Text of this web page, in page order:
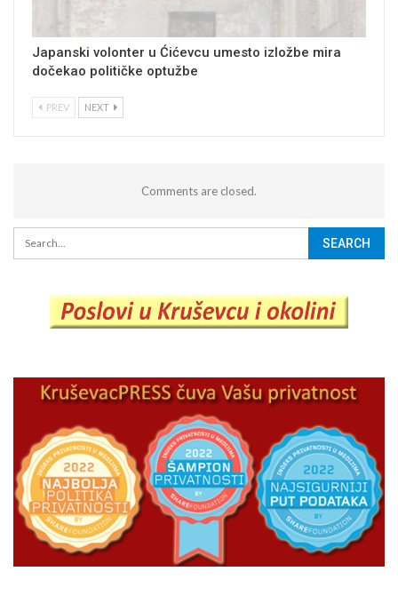
Japanski volonter u Ćićevcu umesto izložbe mira
dočekao političke optužbe
PREV NEXT
Comments are closed.